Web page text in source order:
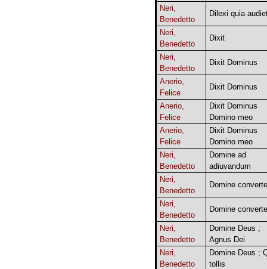
Neri,
Benedetto
Dilexi quia
Neri,
Benedetto
Dixit
Neri,
Benedetto
Dixit Dominus
Anerio,
Felice
Dixit Dominus
Anerio,
Felice
Dixit Dominus
Domino meo
Anerio,
Felice
Dixit Dominus
Domino meo
Neri,
Benedetto
Domine ad
adiuvandum
Neri,
Benedetto
Domine
Neri,
Benedetto
Domine
Neri,
Benedetto
Domine Deus ;
Agnus Dei
Neri,
Benedetto
Domine Deus ;
tollis